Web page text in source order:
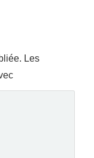
Les